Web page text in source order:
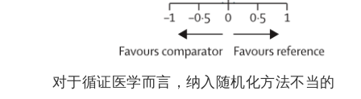
对于循证医学而言，纳入随机化方法不当的